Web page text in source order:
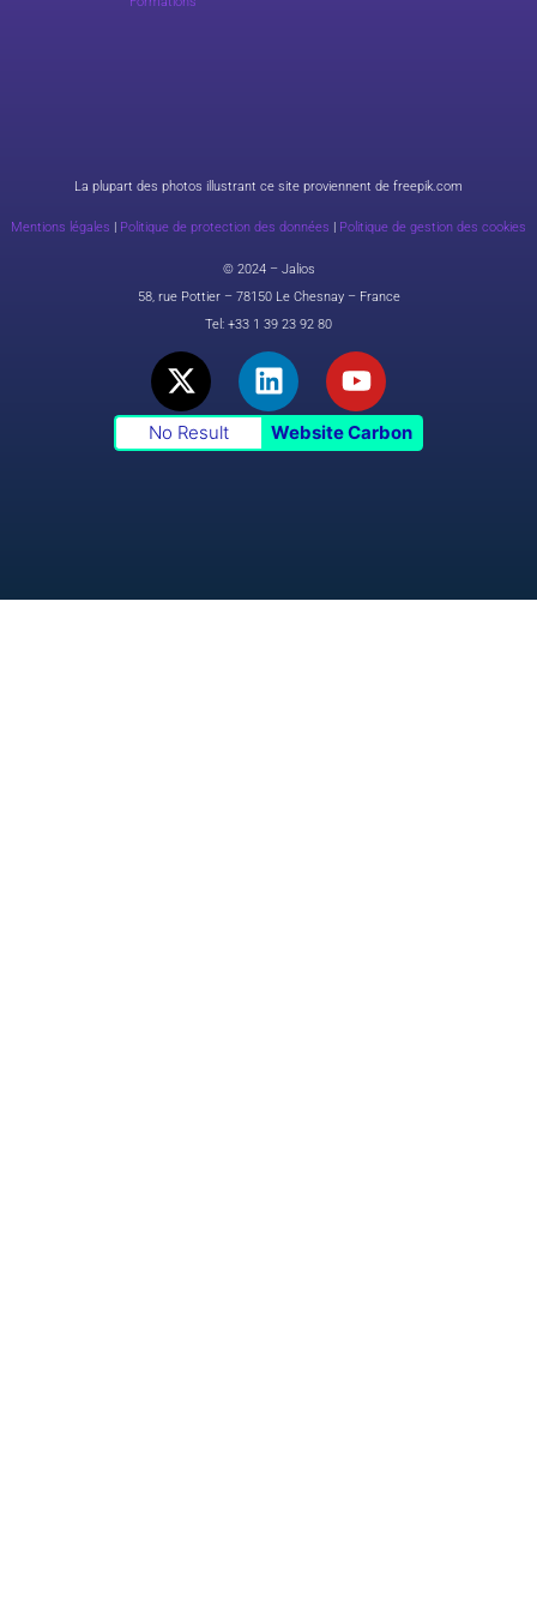
La plupart des photos illustrant ce site proviennent de freepik.com
Mentions légales Politique de protection des données Politique de gestion des cookies
© 2024 – Jalios
58, rue Pottier – 78150 Le Chesnay – France
Tel: +33 1 39 23 92 80
X
-
t
w
r
L
i
n
k
Y
o
u
t
No Result Website Carbon